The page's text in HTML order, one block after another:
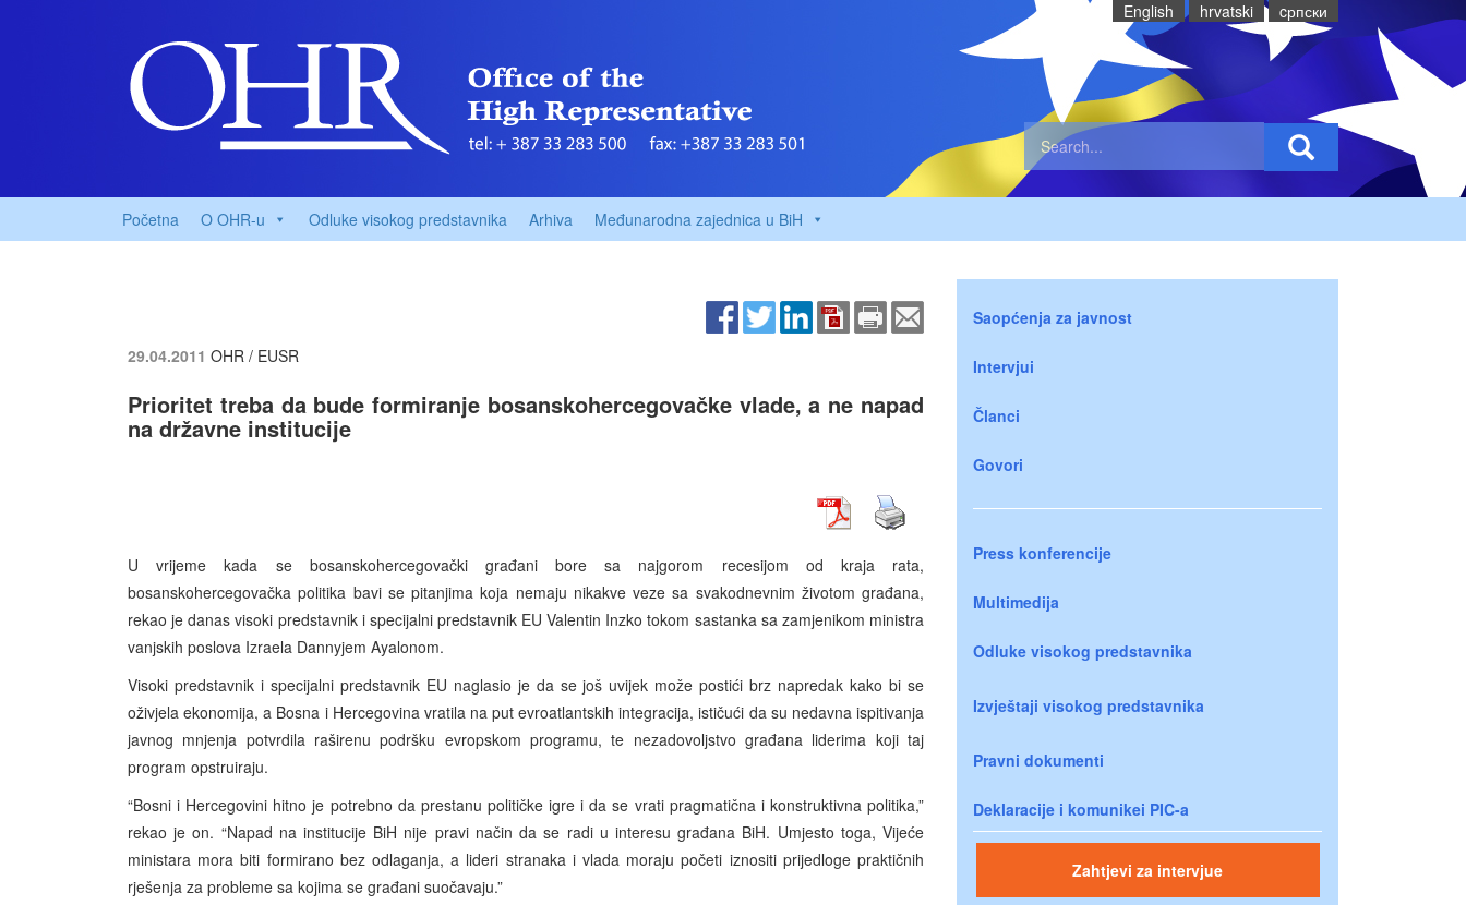
English hrvatski cрпски
Početna O OHR-u Odluke visokog predstavnika Arhiva Međunarodna zajednica u BiH
29.04.2011 OHR / EUSR
Prioritet treba da bude formiranje bosanskohercegovačke vlade, a ne napad
na državne institucije
U vrijeme kada se bosanskohercegovački građani bore sa najgorom recesijom od kraja rata,
bosanskohercegovačka politika bavi se pitanjima koja nemaju nikakve veze sa svakodnevnim životom građana,
rekao je danas visoki predstavnik i specijalni predstavnik EU Valentin Inzko tokom sastanka sa zamjenikom ministra
vanjskih poslova Izraela Dannyjem Ayalonom.
Visoki predstavnik i specijalni predstavnik EU naglasio je da se još uvijek može postići brz napredak kako bi se
oživjela ekonomija, a Bosna i Hercegovina vratila na put evroatlantskih integracija, ističući da su nedavna ispitivanja
javnog mnjenja potvrdila raširenu podršku evropskom programu, te nezadovoljstvo građana liderima koji taj
program opstruiraju.
“Bosni i Hercegovini hitno je potrebno da prestanu političke igre i da se vrati pragmatična i konstruktivna politika,”
rekao je on. “Napad na institucije BiH nije pravi način da se radi u interesu građana BiH. Umjesto toga, Vijeće
ministara mora biti formirano bez odlaganja, a lideri stranaka i vlada moraju početi iznositi prijedloge praktičnih
rješenja za probleme sa kojima se građani suočavaju.”
Saopćenja za javnost
Intervjui
Članci
Govori
Press konferencije
Multimedija
Odluke visokog predstavnika
Izvještaji visokog predstavnika
Pravni dokumenti
Deklaracije i komunikei PIC-a
Zahtjevi za intervjue